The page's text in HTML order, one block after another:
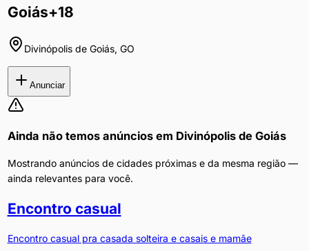
Goiás+18
Divinópolis de Goiás, GO
Anunciar
Ainda não temos anúncios em Divinópolis de Goiás
Mostrando anúncios de cidades próximas e da mesma região —
ainda relevantes para você.
Encontro casual
Encontro casual pra casada solteira e casais e mamãe